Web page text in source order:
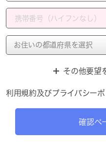
その他要望
利用規約及びプライバシー
確認ペ